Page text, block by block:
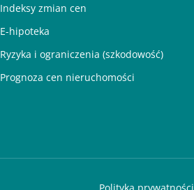
Indeksy zmian cen
E-hipoteka
Ryzyka i ograniczenia (szkodowość)
Prognoza cen nieruchomości